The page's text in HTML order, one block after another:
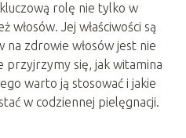
rolę nie tylko w
włosów. Jej właściwości są
na zdrowie włosów jest nie
przyjrzymy się, jak witamina
warto ją stosować i jakie
w codziennej pielęgnacji.